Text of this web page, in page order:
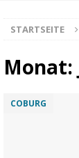
STARTSEITE
Monat:
COBURG